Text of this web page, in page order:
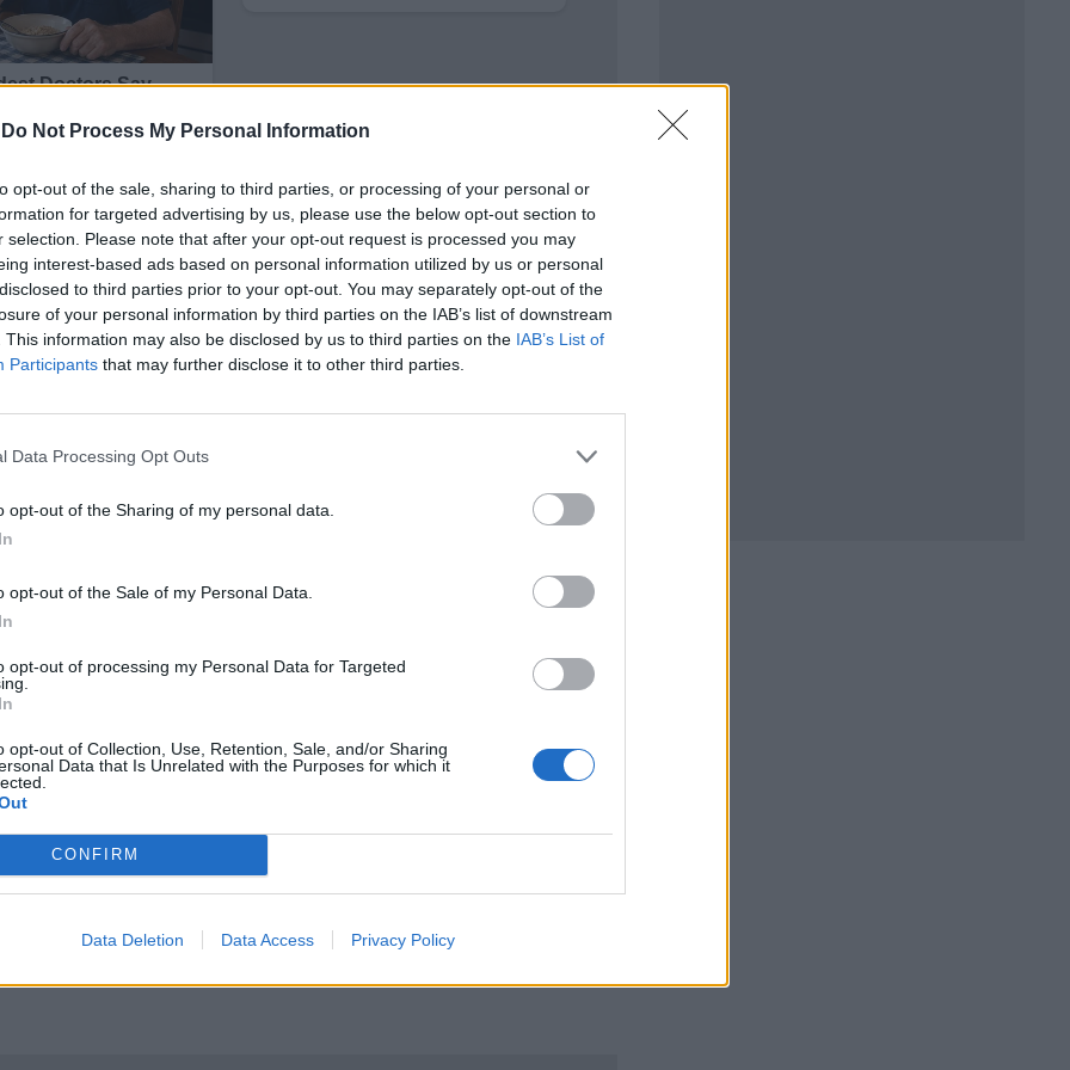
Do Not Process My Personal Information
opt-out of the sale, sharing to third parties, or processing of your personal or
for targeted advertising by us, please use the below opt-out section to
selection. Please note that after your opt-out request is processed you may
interest-based ads based on personal information utilized by us or personal
to third parties prior to your opt-out. You may separately opt-out of the
of your personal information by third parties on the IAB’s list of downstream
This information may also be disclosed by us to third parties on the IAB’s List of
Participants that may further disclose it to other third parties.
Data Processing Opt Outs
opt-out of the Sharing of my personal data.
opt-out of the Sale of my Personal Data.
opt-out of processing my Personal Data for Targeted
opt-out of Collection, Use, Retention, Sale, and/or Sharing
Data that Is Unrelated with the Purposes for which it
CONFIRM
Data Deletion Data Access Privacy Policy
с Джим Креймър" на CNBC, изпълнителният директор
за доставка на технологии за горивни клетки и батерии,
Но той не каза много повече.
3 декември,всяка от страните може да си тръгне.
председател на Nikola Тревор Милтън, който
милиона акции след края на периода на блокиране,
акции
на Nikola, Милтън е най-големия единичен
"Но ние вярваме, че докато изпълняваме нашите
нашите дългосрочни акционери".
на правосъдието и Комисията по ценните книжа и
повдигнати през септември от Hindenburg.
ЕЛЕКТРИЧЕСКО ЗАДВИЖВАНЕ ЕЛЕКТРОМОБИЛИ